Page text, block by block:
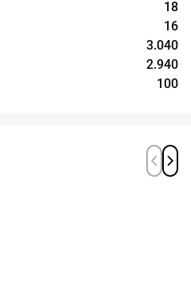
18
16
3.040
2.940
100